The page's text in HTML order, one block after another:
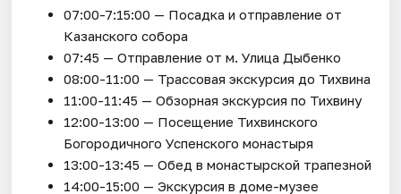
07:00-7:15:00 — Посадка и отправление от
Казанского собора
07:45 — Отправление от м. Улица Дыбенко
08:00-11:00 — Трасcовая экскурсия до Тихвина
11:00-11:45 — Обзорная экскурсия по Тихвину
12:00-13:00 — Посещение Тихвинского
Богородичного Успенского монастыря
13:00-13:45 — Обед в монастырской трапезной
14:00-15:00 — Экскурсия в доме-музее